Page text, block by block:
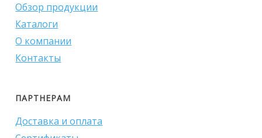
Обзор продукции
Каталоги
О компании
Контакты
ПАРТНЕРАМ
Доставка и оплата